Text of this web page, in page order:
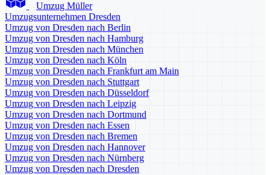
Umzug Müller
Umzugsunternehmen Dresden
Umzug von Dresden nach Berlin
Umzug von Dresden nach Hamburg
Umzug von Dresden nach München
Umzug von Dresden nach Köln
Umzug von Dresden nach Frankfurt am Main
Umzug von Dresden nach Stuttgart
Umzug von Dresden nach Düsseldorf
Umzug von Dresden nach Leipzig
Umzug von Dresden nach Dortmund
Umzug von Dresden nach Essen
Umzug von Dresden nach Bremen
Umzug von Dresden nach Hannover
Umzug von Dresden nach Nürnberg
Umzug von Dresden nach Dresden